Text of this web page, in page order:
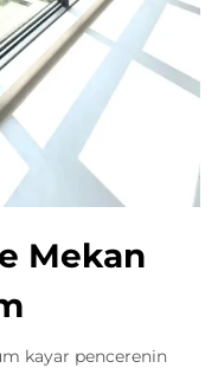
Mekan
kayar pencerenin